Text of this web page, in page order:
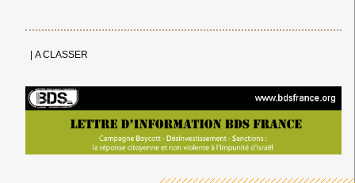
A CLASSER
← Merci ! →